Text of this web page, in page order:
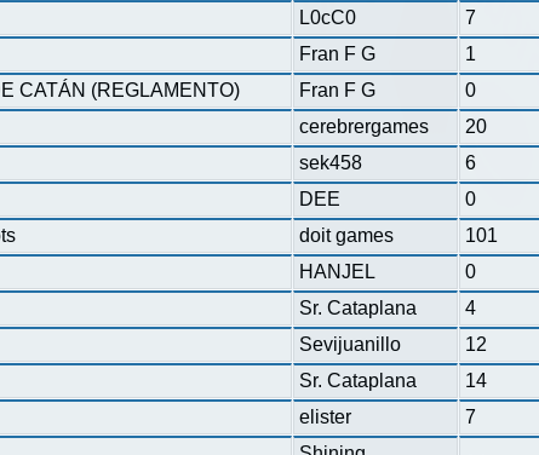
L0cC0 7
Fran F G 1
CATÁN (REGLAMENTO)
Fran F G 0
cerebrergames 20
sek458 6
DEE 0
doit games 101
HANJEL 0
Sr. Cataplana 4
Sevijuanillo 12
Sr. Cataplana 14
elister 7